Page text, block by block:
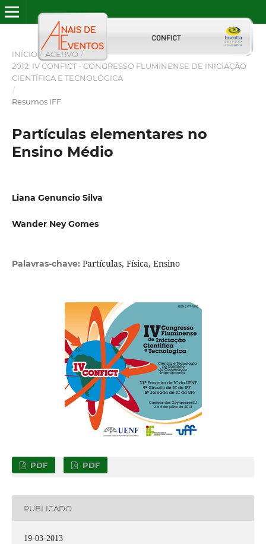
INÍCIO / ACERVO /
2012: IV CONFICT - CONGRESSO FLUMINENSE DE INICIAÇÃO
CIENTÍFICA E TECNOLÓGICA
/
Resumos IFF
Partículas elementares no
Ensino Médio
Liana Genuncio Silva
Wander Ney Gomes
Palavras-chave: Partículas, Física, Ensino
PDF PDF
PUBLICADO
19-03-2013